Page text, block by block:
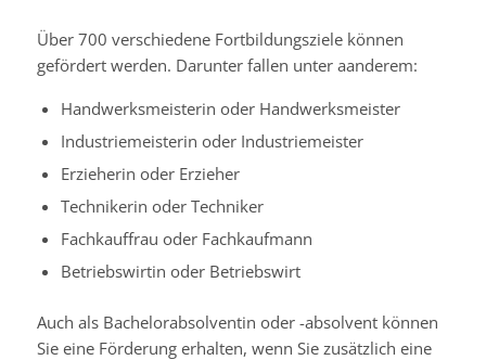
Über 700 verschiedene Fortbildungsziele können
gefördert werden. Darunter fallen unter aanderem:
Handwerksmeisterin oder Handwerksmeister
Industriemeisterin oder Industriemeister
Erzieherin oder Erzieher
Technikerin oder Techniker
Fachkauffrau oder Fachkaufmann
Betriebswirtin oder Betriebswirt
Auch als Bachelorabsolventin oder -absolvent können
Sie eine Förderung erhalten, wenn Sie zusätzlich eine